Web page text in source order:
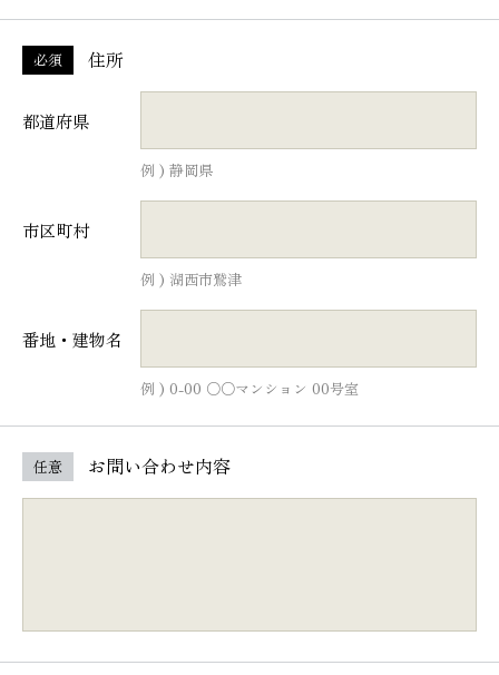
必須 住所
都道府県
例 ) 静岡県
市区町村
例 ) 湖西市鷲津
番地・建物名
例 ) 0-00 ○○マンション 00号室
任意 お問い合わせ内容